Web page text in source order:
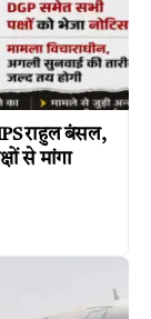
राहुल बंसल,
से मांगा